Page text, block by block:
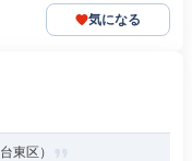
気になる
東区）